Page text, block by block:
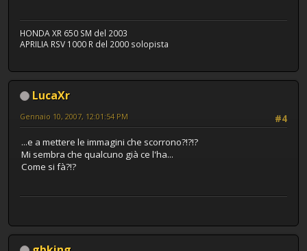
HONDA XR 650 SM del 2003
APRILIA RSV 1000 R del 2000 solopista
LucaXr
#4
Gennaio 10, 2007, 12:01:54 PM
...e a mettere le immagini che scorrono?!?!?
Mi sembra che qualcuno già ce l'ha...
Come si fà?!?